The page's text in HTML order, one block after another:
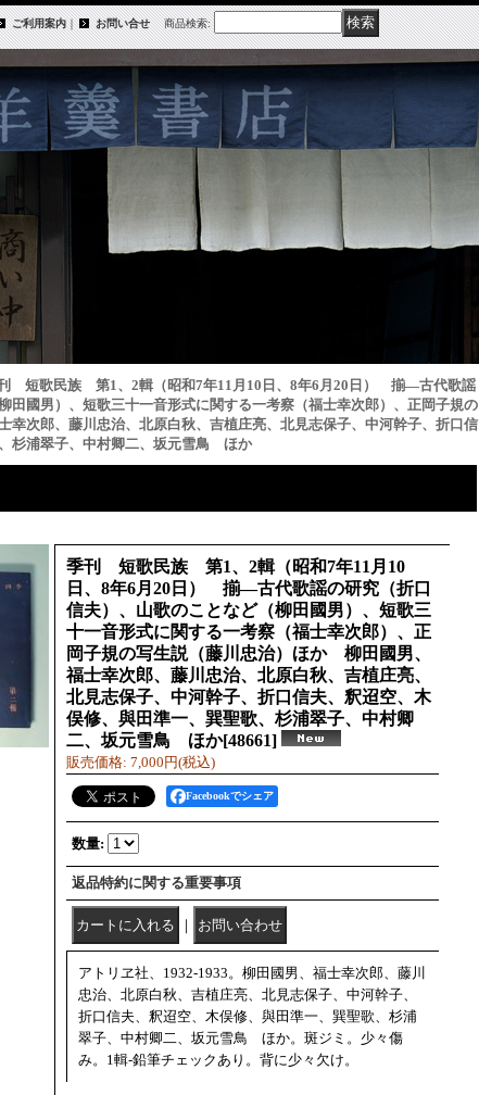
ご利用案内｜ お問い合せ 商品検索:
短歌民族 第1、2輯（昭和7年11月10日、8年6月20日） 揃―古代歌謡
田國男）、短歌三十一音形式に関する一考察（福士幸次郎）、正岡子規の
次郎、藤川忠治、北原白秋、吉植庄亮、北見志保子、中河幹子、折口信
杉浦翠子、中村卿二、坂元雪鳥 ほか
季刊 短歌民族 第1、2輯（昭和7年11月10
日、8年6月20日） 揃―古代歌謡の研究（折口
信夫）、山歌のことなど（柳田國男）、短歌三
十一音形式に関する一考察（福士幸次郎）、正
岡子規の写生説（藤川忠治）ほか 柳田國男、
福士幸次郎、藤川忠治、北原白秋、吉植庄亮、
北見志保子、中河幹子、折口信夫、釈迢空、木
俣修、與田準一、巽聖歌、杉浦翠子、中村卿
二、坂元雪鳥 ほか[48661]
販売価格: 7,000円(税込)
Facebookでシェア
数量:
返品特約に関する重要事項
｜
アトリヱ社、1932-1933。柳田國男、福士幸次郎、藤川
忠治、北原白秋、吉植庄亮、北見志保子、中河幹子、
折口信夫、釈迢空、木俣修、與田準一、巽聖歌、杉浦
翠子、中村卿二、坂元雪鳥 ほか。斑ジミ。少々傷
み。1輯-鉛筆チェックあり。背に少々欠け。